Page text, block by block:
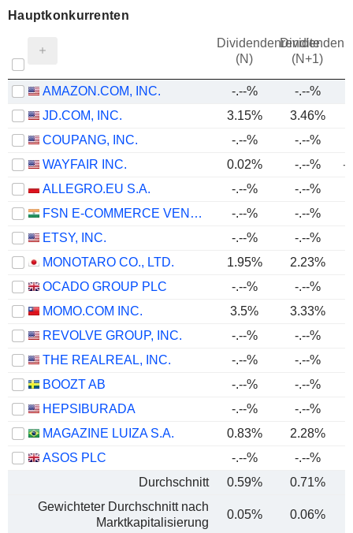
Hauptkonkurrenten
Dividendenrendite
(N)
(N+1)
AMAZON.COM, INC. -.--% -.--%
JD.COM, INC.
3.15% 3.46%
COUPANG, INC.
-.--% -.--%
WAYFAIR INC.
0.02% -.--%
-
ALLEGRO.EU S.A.
-.--% -.--%
FSN E-COMMERCE VENTURES LIMITED
-.--% -.--%
ETSY, INC.
-.--% -.--%
MONOTARO CO., LTD.
1.95% 2.23%
OCADO GROUP PLC
-.--% -.--%
MOMO.COM INC.
3.5% 3.33%
REVOLVE GROUP, INC.
-.--% -.--%
THE REALREAL, INC.
-.--% -.--%
BOOZT AB
-.--% -.--%
HEPSIBURADA
-.--%
-.--%
MAGAZINE LUIZA S.A.
0.83% 2.28%
ASOS PLC
-.--%
-.--%
Durchschnitt
0.59% 0.71%
Gewichteter Durchschnitt nach
Marktkapitalisierung
0.05% 0.06%